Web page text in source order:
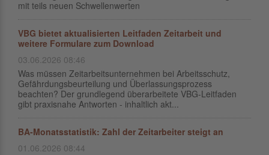
mit teils neuen Schwellenwerten
VBG bietet aktualisierten Leitfaden Zeitarbeit und
weitere Formulare zum Download
03.06.2026 08:46
Was müssen Zeitarbeitsunternehmen bei Arbeitsschutz,
Gefährdungsbeurteilung und Überlassungsprozess
beachten? Der grundlegend überarbeitete VBG-Leitfaden
gibt praxisnahe Antworten - inhaltlich akt...
BA-Monatsstatistik: Zahl der Zeitarbeiter steigt an
01.06.2026 08:44